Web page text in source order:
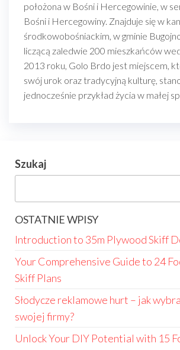
położona w Bośni i Hercegowinie, w
Bośni i Hercegowiny. Znajduje się w
środkowobośniackim, w gminie
liczącą zaledwie 200 mieszkańców
2013 roku, Golo Brdo jest miejscem,
swój urok oraz tradycyjną kulturę,
jednocześnie przykład życia w małej
Szukaj
OSTATNIE WPISY
Introduction to 35m Plywood Skiff
Your Comprehensive Guide to 24
Skiff Plans
Słodycze reklamowe hurt – jak
swojej firmy?
Unlock Your DIY Potential with 15